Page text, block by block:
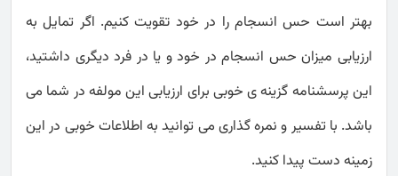
بهتر است حس انسجام را در خود تقویت کنیم. اگر تمایل به
ارزیابی میزان حس انسجام در خود و یا در فرد دیگری داشتید،
این پرسشنامه گزینه ی خوبی برای ارزیابی این مولفه در شما می
باشد. با تفسیر و نمره گذاری می توانید به اطلاعات خوبی در این
زمینه دست پیدا کنید.